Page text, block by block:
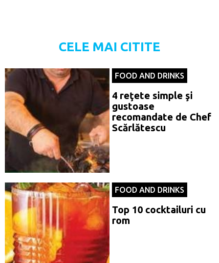
CELE MAI CITITE
FOOD AND DRINKS
4 reţete simple şi
gustoase
recomandate de Chef
Scărlătescu
FOOD AND DRINKS
Top 10 cocktailuri cu
rom